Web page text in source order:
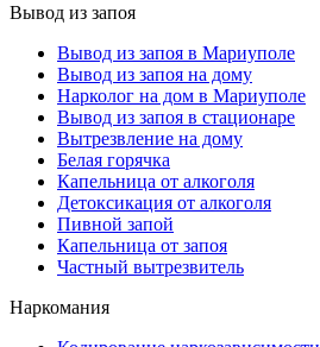
Вывод из запоя
Вывод из запоя в Мариуполе
Вывод из запоя на дому
Нарколог на дом в Мариуполе
Вывод из запоя в стационаре
Вытрезвление на дому
Белая горячка
Капельница от алкоголя
Детоксикация от алкоголя
Пивной запой
Капельница от запоя
Частный вытрезвитель
Наркомания